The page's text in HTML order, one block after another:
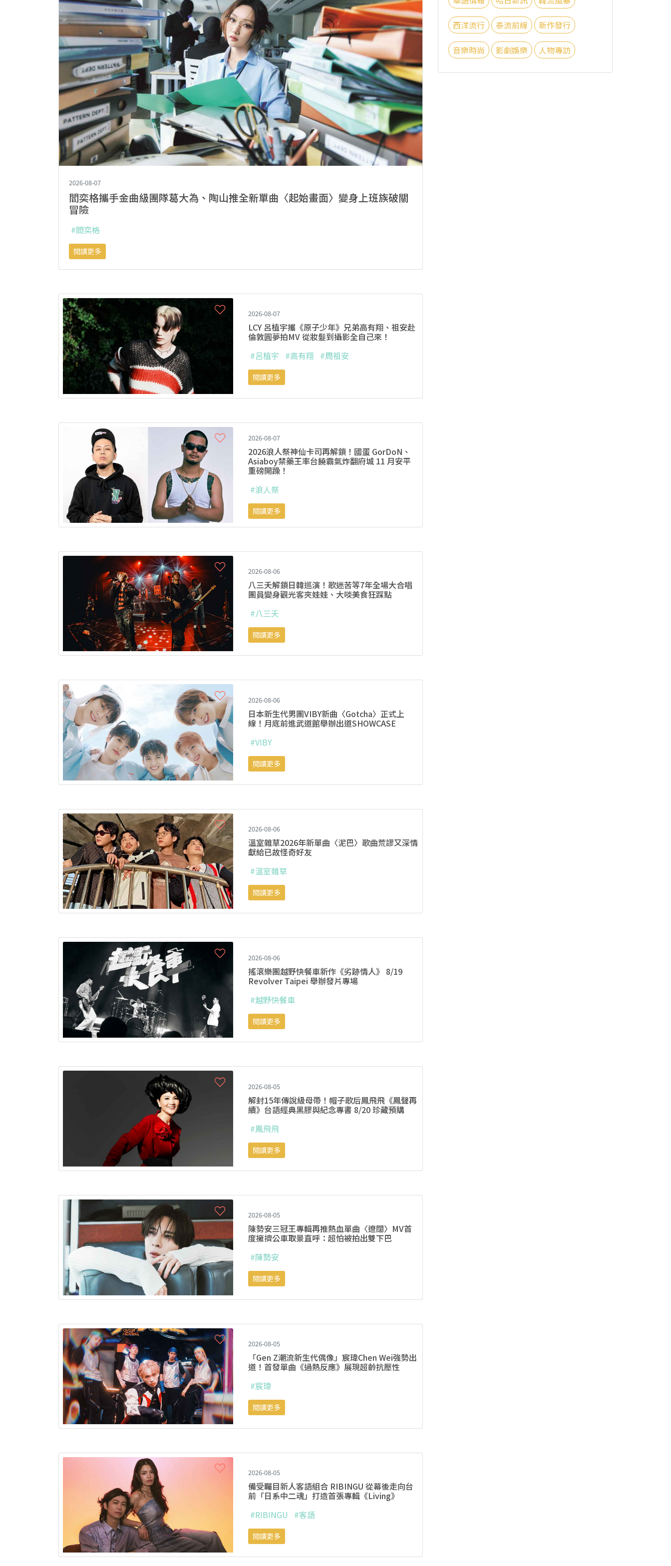
西洋流行 泰流前線 新作發行
音樂時尚 影劇娛樂 人物專訪
2026-08-07
閻奕格攜手金曲級團隊葛大為、陶山推全新單曲〈起始畫面〉變身上班族破關
冒險
#閻奕格
閱讀更多
2026-08-07
LCY 呂植宇攜《原子少年》兄弟高有翔、祖安赴
倫敦圓夢拍MV 從妝髮到攝影全自己來！
#呂植宇 #高有翔 #周祖安
閱讀更多
2026-08-07
2026浪人祭神仙卡司再解鎖！國蛋 GorDoN、
Asiaboy禁藥王率台饒霸氣炸翻府城 11 月安平
重磅開躁！
#浪人祭
閱讀更多
2026-08-06
八三夭解鎖日韓巡演！歌迷苦等7年全場大合唱
團員變身觀光客夾娃娃、大啖美食狂踩點
#八三夭
閱讀更多
2026-08-06
日本新生代男團VIBY新曲〈Gotcha〉正式上
線！月底前進武道館舉辦出道SHOWCASE
#VIBY
閱讀更多
2026-08-06
溫室雜草2026年新單曲〈泥巴〉歌曲荒謬又深情
獻給已故怪奇好友
#溫室雜草
閱讀更多
2026-08-06
搖滾樂團越野快餐車新作《劣跡情人》 8/19
Revolver Taipei 舉辦發片專場
#越野快餐車
閱讀更多
2026-08-05
解封15年傳說級母帶！帽子歌后鳳飛飛《鳳聲再
續》台語經典黑膠與紀念專書 8/20 珍藏預購
#鳳飛飛
閱讀更多
2026-08-05
陳勢安三冠王專輯再推熱血單曲〈遼闊〉MV首
度擁擠公車取景直呼：超怕被拍出雙下巴
#陳勢安
閱讀更多
2026-08-05
「Gen Z潮流新生代偶像」宸瑋Chen Wei強勢出
道！首發單曲《過熱反應》展現超齡抗壓性
#宸瑋
閱讀更多
2026-08-05
備受矚目新人客語組合 RIBINGU 從幕後走向台
前「日系中二魂」打造首張專輯《Living》
#RIBINGU
#客語
閱讀更多